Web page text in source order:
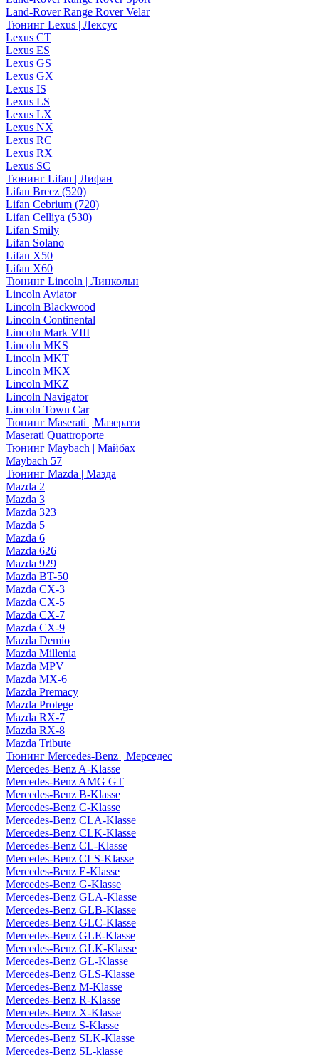
Land-Rover Range Rover Velar
Тюнинг Lexus | Лексус
Lexus CT
Lexus ES
Lexus GS
Lexus GX
Lexus IS
Lexus LS
Lexus LX
Lexus NX
Lexus RC
Lexus RX
Lexus SC
Тюнинг Lifan | Лифан
Lifan Breez (520)
Lifan Cebrium (720)
Lifan Celliya (530)
Lifan Smily
Lifan Solano
Lifan X50
Lifan X60
Тюнинг Lincoln | Линкольн
Lincoln Aviator
Lincoln Blackwood
Lincoln Continental
Lincoln Mark VIII
Lincoln MKS
Lincoln MKT
Lincoln MKX
Lincoln MKZ
Lincoln Navigator
Lincoln Town Car
Тюнинг Maserati | Мазерати
Maserati Quattroporte
Тюнинг Maybach | Майбах
Maybach 57
Тюнинг Mazda | Мазда
Mazda 2
Mazda 3
Mazda 323
Mazda 5
Mazda 6
Mazda 626
Mazda 929
Mazda BT-50
Mazda CX-3
Mazda CX-5
Mazda CX-7
Mazda CX-9
Mazda Demio
Mazda Millenia
Mazda MPV
Mazda MX-6
Mazda Premacy
Mazda Protege
Mazda RX-7
Mazda RX-8
Mazda Tribute
Тюнинг Mercedes-Benz | Мерседес
Mercedes-Benz A-Klasse
Mercedes-Benz AMG GT
Mercedes-Benz B-Klasse
Mercedes-Benz C-Klasse
Mercedes-Benz CLA-Klasse
Mercedes-Benz CLK-Klasse
Mercedes-Benz CL-Klasse
Mercedes-Benz CLS-Klasse
Mercedes-Benz E-Klasse
Mercedes-Benz G-Klasse
Mercedes-Benz GLA-Klasse
Mercedes-Benz GLB-Klasse
Mercedes-Benz GLC-Klasse
Mercedes-Benz GLE-Klasse
Mercedes-Benz GLK-Klasse
Mercedes-Benz GL-Klasse
Mercedes-Benz GLS-Klasse
Mercedes-Benz M-Klasse
Mercedes-Benz R-Klasse
Mercedes-Benz X-Klasse
Mercedes-Benz S-Klasse
Mercedes-Benz SLK-Klasse
Mercedes-Benz SL-klasse